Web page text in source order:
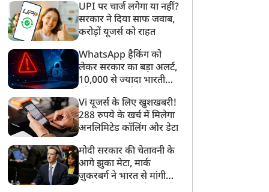
UPI पर चार्ज लगेगा या नहीं?
सरकार ने दिया साफ जवाब,
करोड़ों यूजर्स को राहत
WhatsApp हैकिंग को
लेकर सरकार का बड़ा अलर्ट,
10,000 से ज्यादा भारतीयों
गया
Vi यूजर्स के लिए खुशखबरी!
288 रुपये के खर्च में मिलेगा
अनलिमिटेड कॉलिंग और डेटा
मोदी सरकार की चेतावनी के
आगे झुका मेटा, मार्क
ज़ुकरबर्ग ने भारत से मांगी